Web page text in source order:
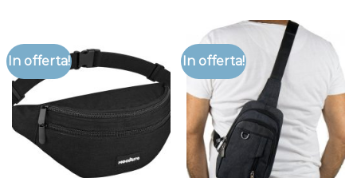
In offerta! In offerta!